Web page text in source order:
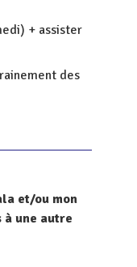
+ assister
des
et/ou mon
à une autre